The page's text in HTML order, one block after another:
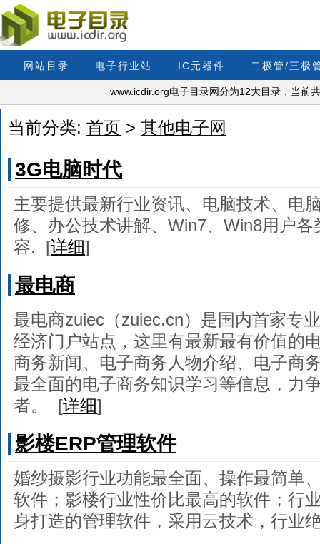
网站目录 电子行业站 IC元器件 二极管/三极
www.icdir.org电子目录网分为12大目录，当前
当前分类: 首页 > 其他电子网
3G电脑时代
主要提供最新行业资讯、电脑技术、电
修、办公技术讲解、Win7、Win8用户
容. [详细]
最电商
最电商zuiec（zuiec.cn）是国内首家专
经济门户站点，这里有最新最有价值的
商务新闻、电子商务人物介绍、电子商
最全面的电子商务知识学习等信息，力
者。
[详细]
影楼ERP管理软件
婚纱摄影行业功能最全面、操作最简单
软件；影楼行业性价比最高的软件；行
身打造的管理软件，采用云技术，行业